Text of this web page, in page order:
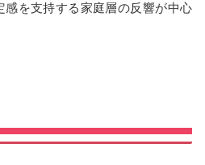
を支持する家庭層の反響が中心